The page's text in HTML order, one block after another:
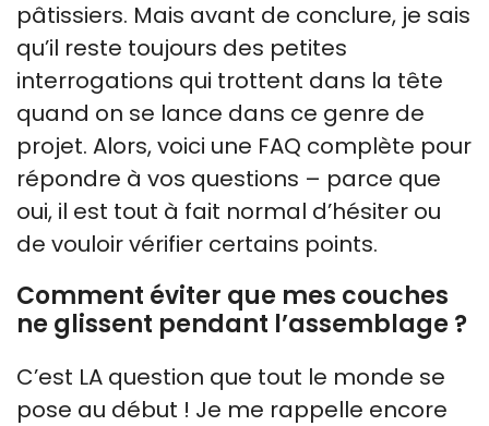
pâtissiers. Mais avant de conclure, je sais
qu’il reste toujours des petites
interrogations qui trottent dans la tête
quand on se lance dans ce genre de
projet. Alors, voici une FAQ complète pour
répondre à vos questions – parce que
oui, il est tout à fait normal d’hésiter ou
de vouloir vérifier certains points.
Comment éviter que mes couches
ne glissent pendant l’assemblage ?
C’est LA question que tout le monde se
pose au début ! Je me rappelle encore